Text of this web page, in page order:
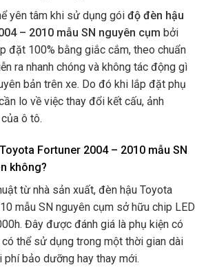
yên tâm khi sử dụng gói độ đèn hậu
– 2010 mẫu SN nguyên cụm bởi
đặt 100% bằng giắc cắm, theo chuẩn
ra nhanh chóng và không tác động gì
bản trên xe. Do đó khi lắp đặt phụ
lo về việc thay đổi kết cấu, ảnh
ô tô.
Fortuner 2004 – 2010 mẫu SN
không?
từ nhà sản xuất, đèn hậu Toyota
mẫu SN nguyên cụm sở hữu chip LED
Đây được đánh giá là phụ kiện có
thể sử dụng trong một thời gian dài
phí bảo dưỡng hay thay mới.